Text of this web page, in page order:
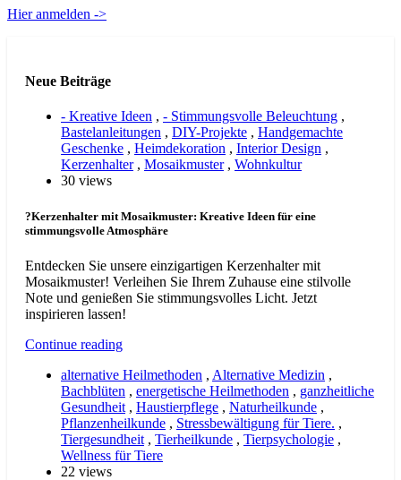
Hier anmelden ->
Neue Beiträge
- Kreative Ideen , - Stimmungsvolle Beleuchtung ,
Bastelanleitungen , DIY-Projekte , Handgemachte
Geschenke , Heimdekoration , Interior Design ,
Kerzenhalter, Mosaikmuster, Wohnkultur
30 views
?Kerzenhalter mit Mosaikmuster: Kreative Ideen für eine
stimmungsvolle Atmosphäre
Entdecken Sie unsere einzigartigen Kerzenhalter mit
Mosaikmuster! Verleihen Sie Ihrem Zuhause eine stilvolle
Note und genießen Sie stimmungsvolles Licht. Jetzt
inspirieren lassen!
Continue reading
alternative Heilmethoden , Alternative Medizin ,
Bachblüten , energetische Heilmethoden , ganzheitliche
Gesundheit , Haustierpflege , Naturheilkunde ,
Pflanzenheilkunde , Stressbewältigung für Tiere. ,
Tiergesundheit , Tierheilkunde , Tierpsychologie ,
Wellness für Tiere
22 views